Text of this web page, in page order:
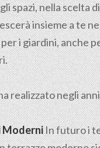
spazi, nella scelta
insieme a te
i giardini, anche
realizzato negli
ModerniIn futuro i